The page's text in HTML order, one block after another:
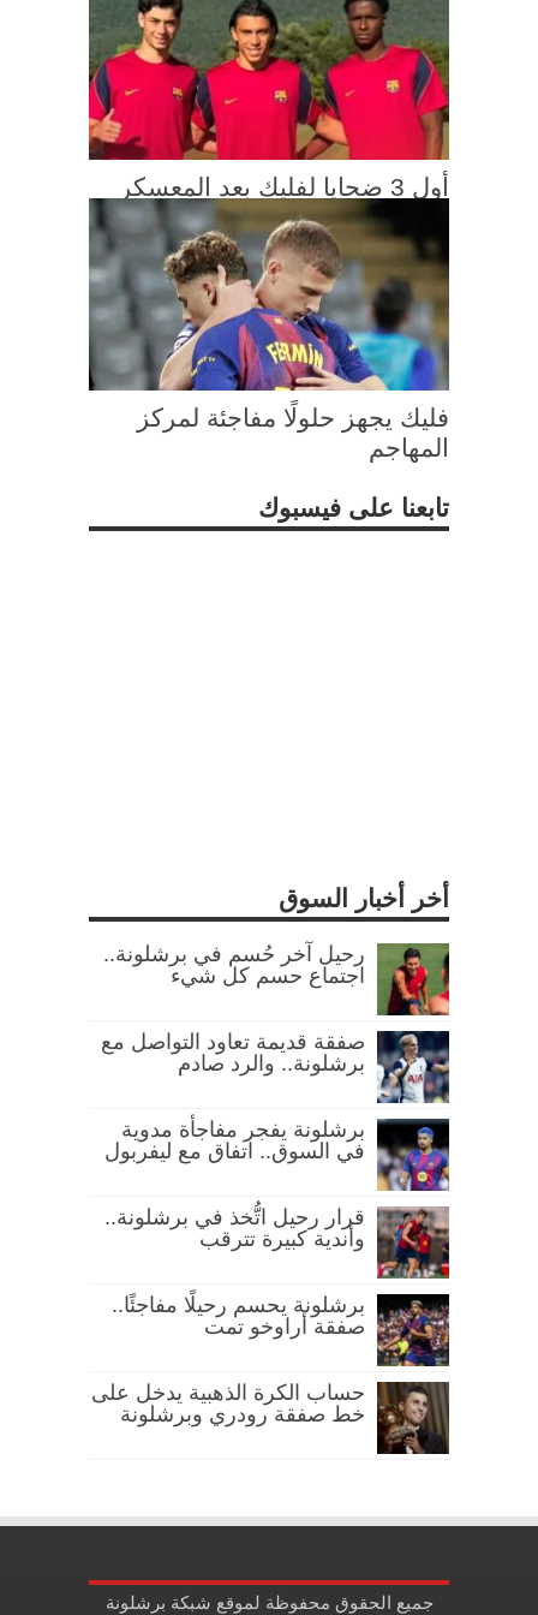
أول 3 ضحايا لفليك بعد المعسكر
فليك يجهز حلولًا مفاجئة لمركز
المهاجم
تابعنا على فيسبوك
أخر أخبار السوق
رحيل آخر حُسم في برشلونة..
اجتماع حسم كل شيء
صفقة قديمة تعاود التواصل مع
برشلونة.. والرد صادم
برشلونة يفجر مفاجأة مدوية
في السوق.. اتفاق مع ليفربول
قرار رحيل اتُّخذ في برشلونة..
وأندية كبيرة تترقب
برشلونة يحسم رحيلًا مفاجئًا..
صفقة أراوخو تمت
حساب الكرة الذهبية يدخل على
خط صفقة رودري وبرشلونة
جميع الحقوق محفوظة لموقع شبكة برشلونة